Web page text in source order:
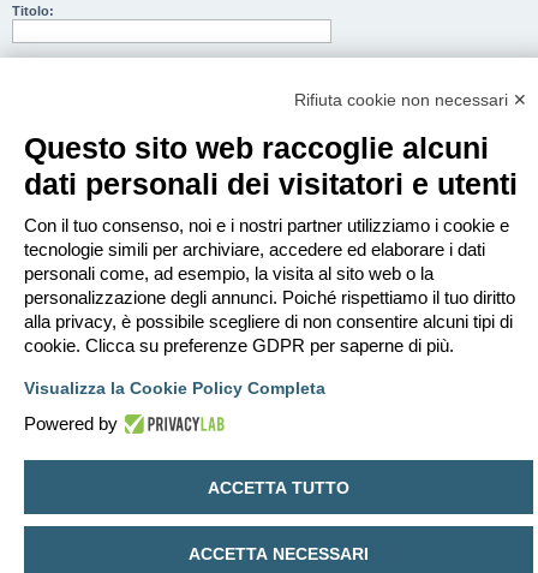
Titolo:
BBCode. L’indirizzo di risposta sarà il tuo indirizzo email.
Cancella cookie
Contattaci
Creato daphpBB® Forum Software © phpBB Limited
Traduzione ItalianaphpBB-Italia.it
Rifiuta cookie non necessari ✕
Questo sito web raccoglie alcuni
dati personali dei visitatori e utenti
Con il tuo consenso, noi e i nostri partner utilizziamo i cookie e
tecnologie simili per archiviare, accedere ed elaborare i dati
personali come, ad esempio, la visita al sito web o la
personalizzazione degli annunci. Poiché rispettiamo il tuo diritto
alla privacy, è possibile scegliere di non consentire alcuni tipi di
cookie. Clicca su preferenze GDPR per saperne di più.
Visualizza la Cookie Policy Completa
Powered by
ACCETTA TUTTO
ACCETTA NECESSARI